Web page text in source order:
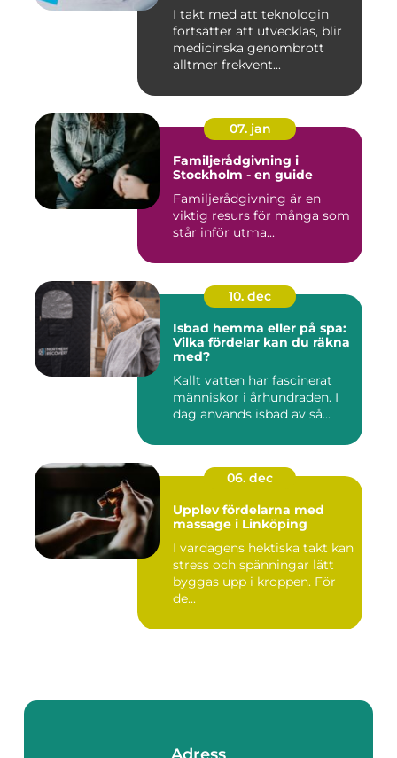
I takt med att teknologin
fortsätter att utvecklas, blir
medicinska genombrott
alltmer frekvent...
07. jan
Familjerådgivning i
Stockholm - en guide
Familjerådgivning är en
viktig resurs för många som
står inför utma...
10. dec
Isbad hemma eller på spa:
Vilka fördelar kan du räkna
med?
Kallt vatten har fascinerat
människor i århundraden. I
dag används isbad av så...
06. dec
Upplev fördelarna med
massage i Linköping
I vardagens hektiska takt kan
stress och spänningar lätt
byggas upp i kroppen. För
de...